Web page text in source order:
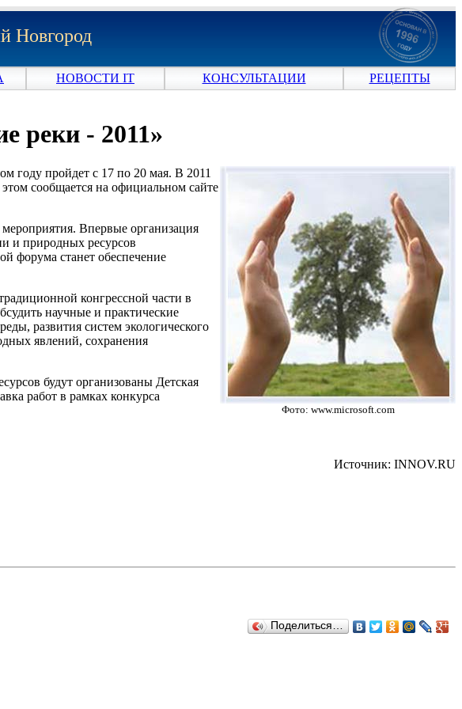
Новгород
НОВОСТИ IT КОНСУЛЬТАЦИИ РЕЦЕПТЫ
реки - 2011»
Фото: www.microsoft.com
году пройдет с 17 по 20 мая. В 2011
сообщается на официальном сайте
Впервые организация
и природных ресурсов
форума станет обеспечение
конгрессной части в
научные и практические
развития систем экологического
явлений, сохранения
будут организованы Детская
работ в рамках конкурса
Источник: INNOV.RU
Поделиться…